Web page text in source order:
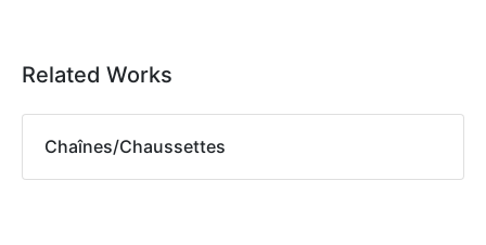
Related Works
Chaînes/Chaussettes